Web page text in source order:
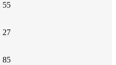
55
27
85